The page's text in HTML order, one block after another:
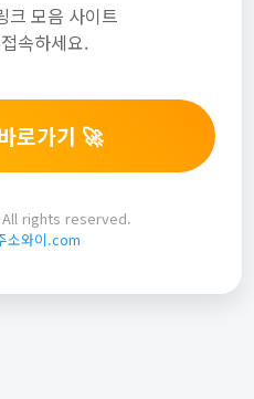
크 모음 사이트
속하세요.
로가기 🚀
rights reserved.
소와이.com